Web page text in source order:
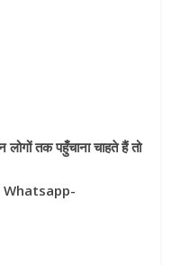
तक पहुँचाना चाहते हैं तो